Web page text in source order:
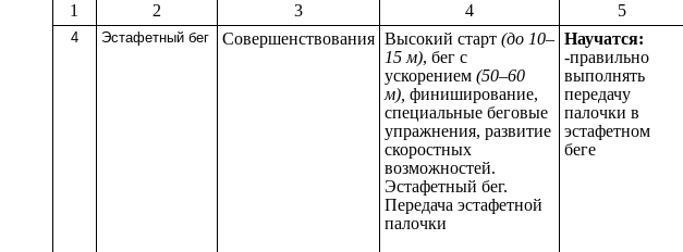
1 2 3 4 5
4 Эстафетный бег Совершенствования Высокий старт (до 10–
15 м), бег с
ускорением (50–60
м), финиширование,
специальные беговые
упражнения, развитие
скоростных
возможностей.
Эстафетный бег.
Передача эстафетной
палочки
Научатся:
-правильно
выполнять
передачу
палочки в
эстафетном
беге